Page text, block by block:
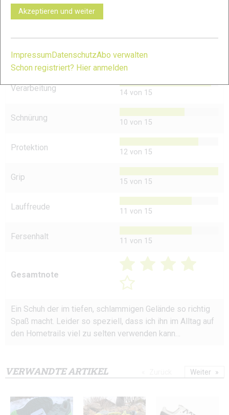
Salming Elements 2
TESTERGEBNIS
Verarbeitung 14 von 15
Schnürung 10 von 15
Protektion 12 von 15
Grip 15 von 15
Lauffreude 11 von 15
Fersenhalt 11 von 15
Gesamtnote
Ein Schuh der im tiefen, schlammigen Gelände so richtig
Spaß macht. Leider so speziell, dass ich ihn im Alltag auf
den Hometrails viel zu selten verwenden kann…
VERWANDTE ARTIKEL Weiter
Akzeptieren und weiter
ImpressumDatenschutzAbo verwalten
Schon registriert? Hier anmelden